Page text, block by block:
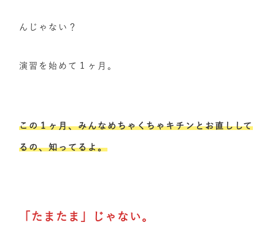
んじゃない？
演習を始めて１ヶ月。
この１ヶ月、みんなめちゃくちゃキチンとお直しして
るの、知ってるよ。
「たまたま」じゃない。